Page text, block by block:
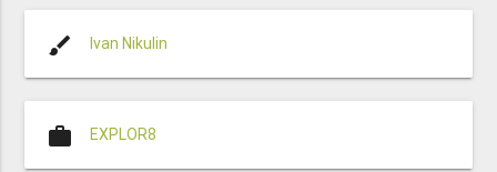
brush Ivan Nikulin
work EXPLOR8